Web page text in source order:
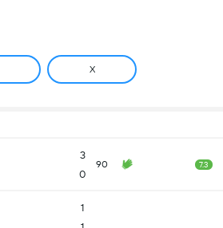
X
3
0
90 7.3
1